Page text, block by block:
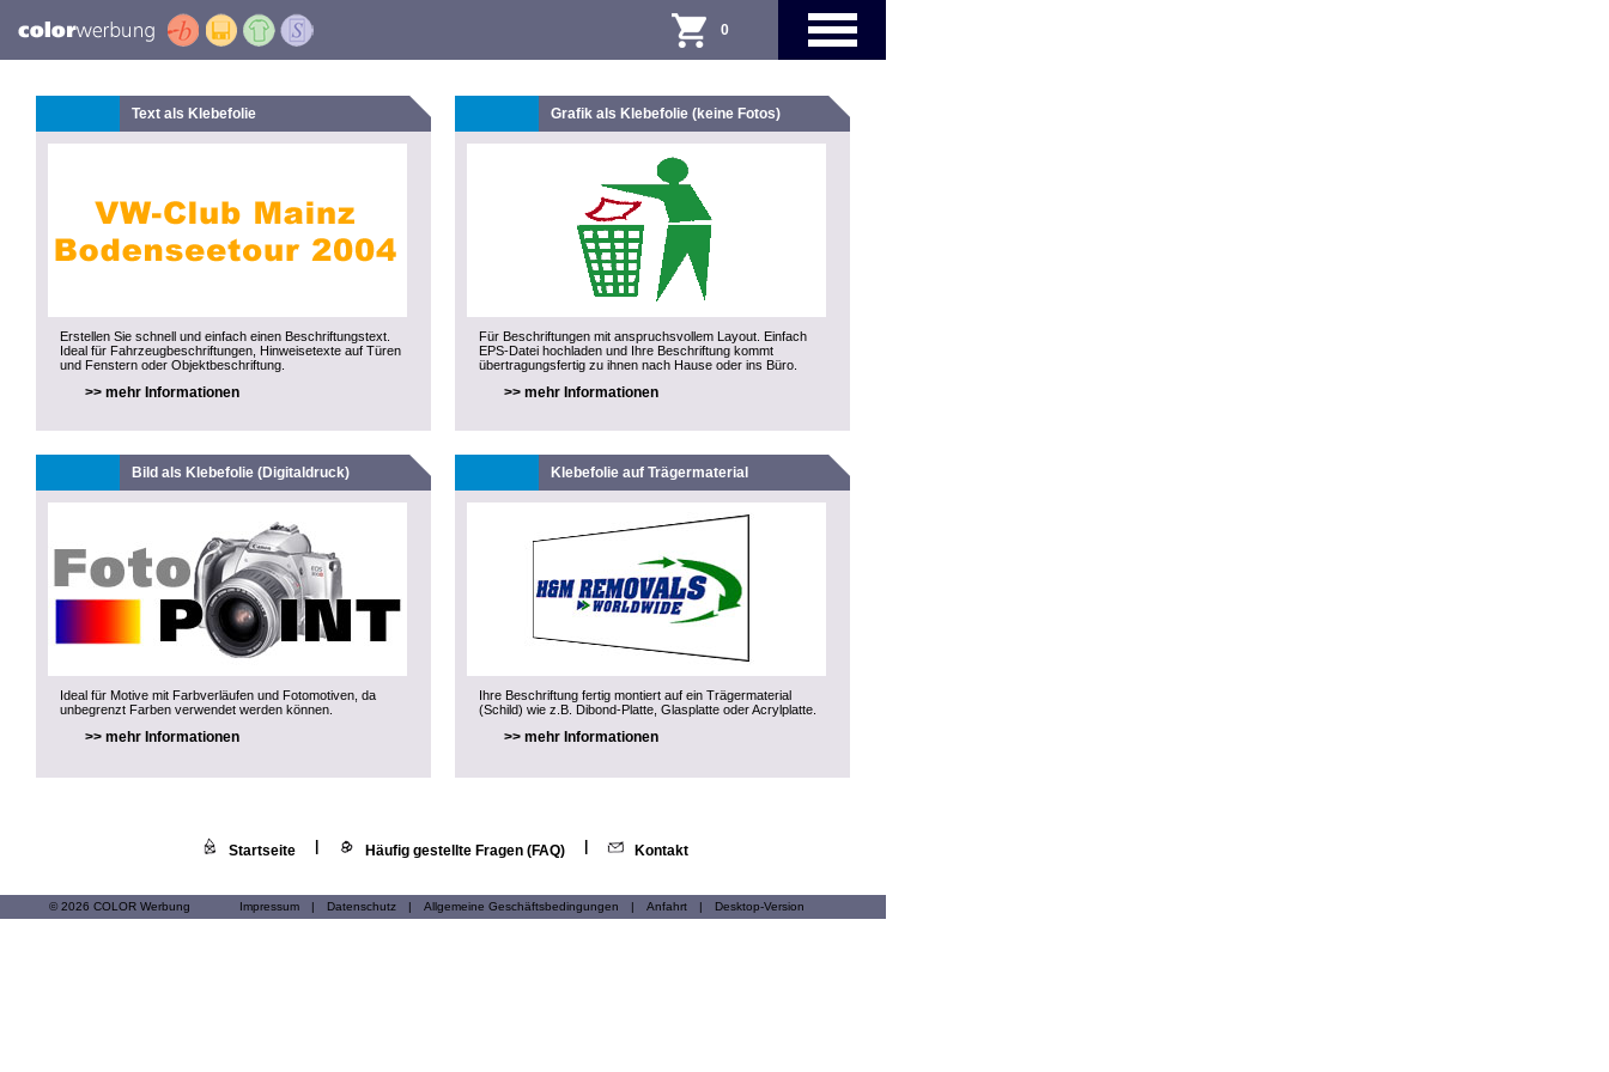
0
Text als Klebefolie
Erstellen Sie schnell und einfach einen Beschriftungstext.
Ideal für Fahrzeugbeschriftungen, Hinweisetexte auf Türen
und Fenstern oder Objektbeschriftung.
>> mehr Informationen
Grafik als Klebefolie (keine Fotos)
Für Beschriftungen mit anspruchsvollem Layout. Einfach
EPS-Datei hochladen und Ihre Beschriftung kommt
übertragungsfertig zu ihnen nach Hause oder ins Büro.
>> mehr Informationen
Bild als Klebefolie (Digitaldruck)
Ideal für Motive mit Farbverläufen und Fotomotiven, da
unbegrenzt Farben verwendet werden können.
>> mehr Informationen
Klebefolie auf Trägermaterial
Ihre Beschriftung fertig montiert auf ein Trägermaterial
(Schild) wie z.B. Dibond-Platte, Glasplatte oder Acrylplatte.
>> mehr Informationen
Startseite Häufig gestellte Fragen (FAQ) Kontakt
© 2026 COLOR Werbung Impressum | Datenschutz | Allgemeine Geschäftsbedingungen | Anfahrt | Desktop-Version